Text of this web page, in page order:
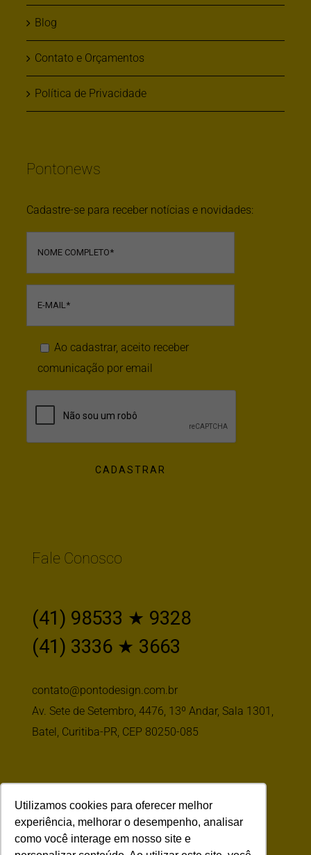
Utilizamos cookies para oferecer melhor
experiência, melhorar o desempenho, analisar
como você interage em nosso site e
Blog
Contato e Orçamentos
Política de Privacidade
Pontonews
Cadastre-se para receber notícias e novidades:
Ao cadastrar, aceito receber
comunicação por email
Fale Conosco
(41) 98533 ★ 9328
(41) 3336 ★ 3663
contato@pontodesign.com.br
Av. Sete de Setembro, 4476, 13º Andar, Sala 1301,
Batel, Curitiba-PR, CEP 80250-085